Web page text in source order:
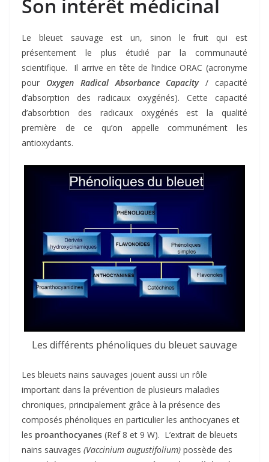
Son intérêt médicinal
Le bleuet sauvage est un, sinon le fruit qui est
présentement le plus étudié par la communauté
scientifique. Il arrive en tête de l’indice ORAC (acronyme
pour Oxygen Radical Absorbance Capacity/ capacité
d’absorption des radicaux oxygénés). Cette capacité
d’absorbtion des radicaux oxygénés est la qualité
première de ce qu’on appelle communément les
antioxydants.
Les différents phénoliques du bleuet sauvage
Les bleuets nains sauvages jouent aussi un rôle
important dans la prévention de plusieurs maladies
chroniques, principalement grâce à la présence des
composés phénoliques en particulier les anthocyanes et
les proanthocyanes (Ref 8 et 9 W). L’extrait de bleuets
nains sauvages (Vaccinium augustifolium) possède des